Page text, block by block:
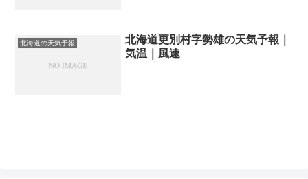
北海道の天気予報
北海道更別村字勢雄の天気予報｜
気温｜風速